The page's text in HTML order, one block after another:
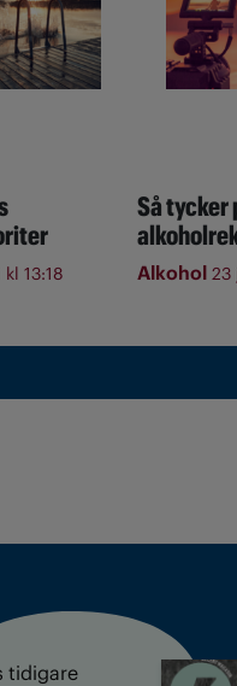
13:18
Så tycker
Alkohol 23
tidigare